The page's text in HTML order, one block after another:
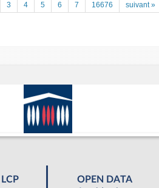
3 4 5 6 7 16676 suivant »
LCP
OPEN DATA